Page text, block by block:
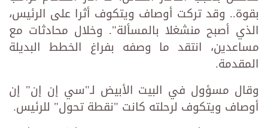
بقوة.. وقد تركت أوصاف ويتكوف أثرا على الرئيس،
الذي أصبح منشغلا بالمسألة". وخلال محادثات مع
مساعدين، انتقد ما وصفه بفراغ الخطط البديلة
المقدمة.
وقال مسؤول في البيت الأبيض لـ"سي إن إن" إن
أوصاف ويتكوف لرحلته كانت "نقطة تحول" للرئيس.